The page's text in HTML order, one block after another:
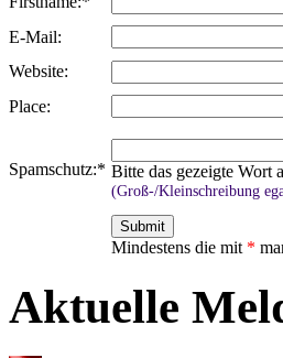
E-Mail:
Website:
Place:
Spamschutz:* Bitte das gezeigte Wort
(Groß-/Kleinschreibung
Mindestens die mit *
Aktuelle